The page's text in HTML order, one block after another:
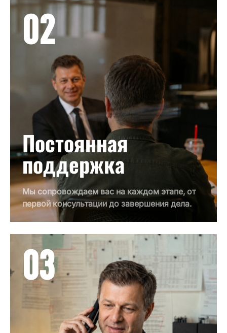
02
Постоянная
поддержка
Мы сопровождаем вас на каждом этапе, от
первой консультации до завершения дела.
03